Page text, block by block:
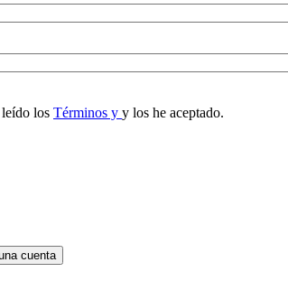
los Términos y y los he aceptado.